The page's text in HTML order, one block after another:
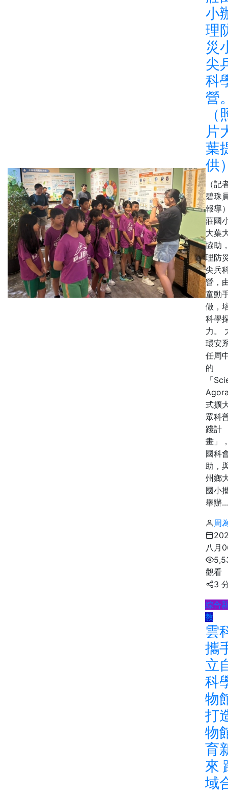
小
理
災
尖
科
營
（
片
葉
供
（記
碧珠
報導
莊國
大葉
協助
理防
尖兵
營，
童動
做，
科學
力。
環安
任周
的
「
式擴
眾科
踐計
畫」
國科
助，
州鄉
國小
舉辦...
周
八月
觀看
3
綜合
教
雲
攜
立
科
物
打
物
育
來
域